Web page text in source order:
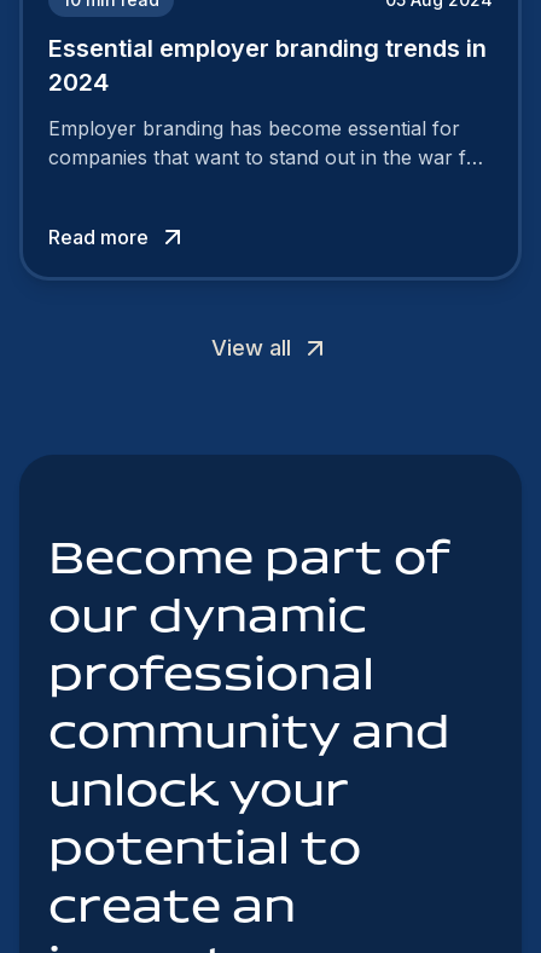
Essential employer branding trends in
2024
Employer branding has become essential for
companies that want to stand out in the war for
attract the best profiles.
Read more
View all
Become part of
our dynamic
professional
community and
unlock your
potential to
create an